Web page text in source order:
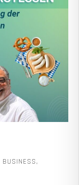
BUSINESS,